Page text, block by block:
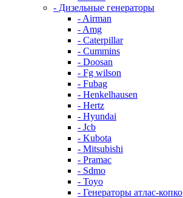
- Дизельные генераторы
- Airman
- Amg
- Caterpillar
- Cummins
- Doosan
- Fg wilson
- Fubag
- Henkelhausen
- Hertz
- Hyundai
- Jcb
- Kubota
- Mitsubishi
- Pramac
- Sdmo
- Toyo
- Генераторы атлас-копко